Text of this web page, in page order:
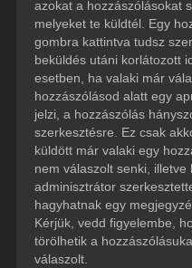
azokat a hozzászólásokat
melyeket te küldtél. Egy
gombra kattintva tudsz
beküldés utáni korlátozott
esetben, ha valaki már
hozzászólásod alatt egy
jelzi, a hozzászólás
szerkesztésre. Ez csak
küldött már valaki egy
nem válaszolt senki,
adminisztrátor
hagyhatnak egy
Kérjük, vedd figyelembe,
törölhetik a
válaszolt.